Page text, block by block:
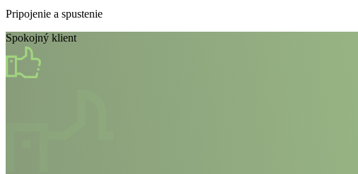
Pripojenie a spustenie
Spokojný klient